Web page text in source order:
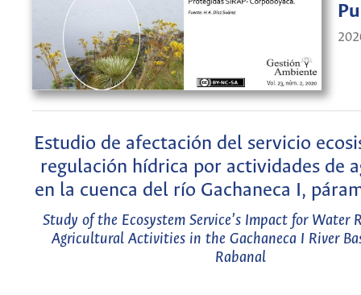
Estudio de afectación del servicio
regulación hídrica por actividades de
en la cuenca del río Gachaneca I,
Study of the Ecosystem Service’s Impact for Water
Agricultural Activities in the Gachaneca I River
Rabanal